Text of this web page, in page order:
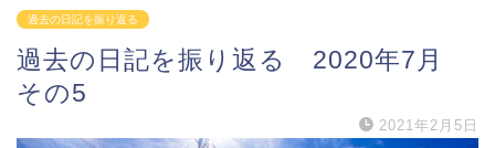
過去の日記を振り返る
過去の日記を振り返る 2020年7月
その5
2021年2月5日